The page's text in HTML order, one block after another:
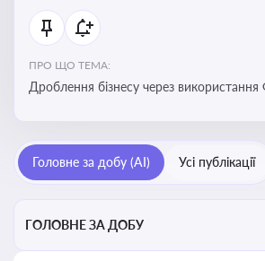
ПРО ЩО ТЕМА:
Дроблення бізнесу через
Головне за добу (AI) Усі публікації
ГОЛОВНЕ ЗА ДОБУ